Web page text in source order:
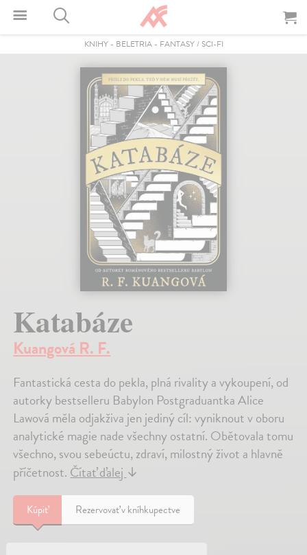
KNIHY- BELETRIA- FANTASY / SCI-FI
Katabáze
Kuangová R. F.
Fantastická cesta do pekla, plná rivality a vykoupení, od
autorky bestselleru Babylon Postgraduantka Alice
Lawová měla odjakživa jen jediný cíl: vyniknout v oboru
analytické magie nade všechny ostatní. Obětovala tomu
všechno, svou sebeúctu, zdraví, milostný život a hlavně
příčetnost. Čítať ďalej ↓
Kúpiť Rezervovať v kníhkupectve